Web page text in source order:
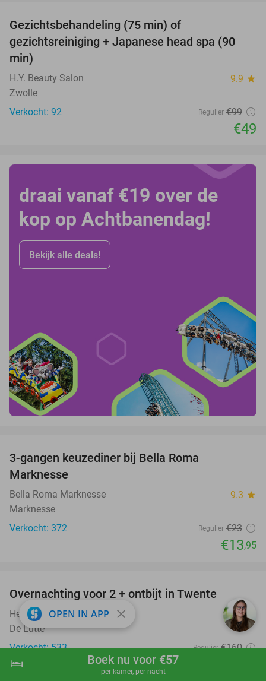
shopping_cart Boek nu
hotel Boek nu voor €57
per kamer, per nacht
Gezichtsbehandeling (75 min) of
gezichtsreiniging + Japanese head spa (90
min)
H.Y. Beauty Salon 9.9 star
Zwolle
Verkocht: 92
Regulier €99
€49
draai vanaf €19 over de
kop op Achtbanendag!
Bekijk alle deals!
3-gangen keuzediner bij Bella Roma
Marknesse
Bella Roma Marknesse 9.3 star
Marknesse
Verkocht: 372
Regulier €23
€13,95
47%
Overnachting voor 2 + ontbijt in Twente
Het Ros van Twente 9.8star
De Lutte
Verkocht: 533
Regulier €160
OPEN IN APP close